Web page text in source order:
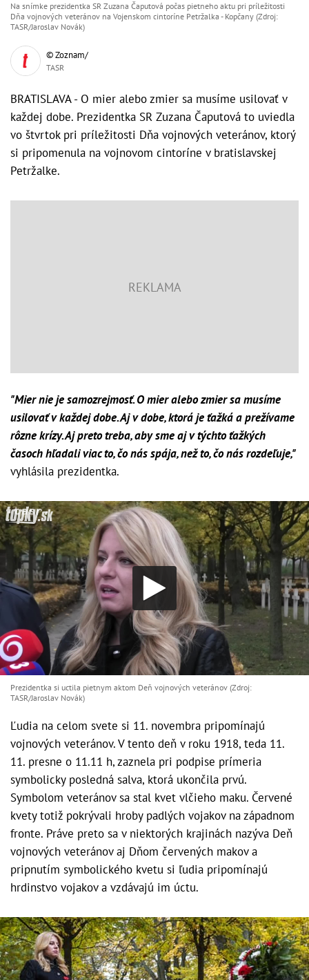
Na snímke prezidentka SR Zuzana Čaputová počas pietneho aktu pri príležitosti
Dňa vojnových veteránov na Vojenskom cintoríne Petržalka - Kopčany (Zdroj:
TASR/Jaroslav Novák)
© Zoznam/
TASR
BRATISLAVA - O mier alebo zmier sa musíme usilovať v
každej dobe. Prezidentka SR Zuzana Čaputová to uviedla
vo štvrtok pri príležitosti Dňa vojnových veteránov, ktorý
si pripomenula na vojnovom cintoríne v bratislavskej
Petržalke.
"Mier nie je samozrejmosť. O mier alebo zmier sa musíme
usilovať v každej dobe. Aj v dobe, ktorá je ťažká a prežívame
rôzne krízy. Aj preto treba, aby sme aj v týchto ťažkých
časoch hľadali viac to, čo nás spája, než to, čo nás rozdeľuje,"
vyhlásila prezidentka.
Prezidentka si uctila pietnym aktom Deň vojnových veteránov (Zdroj:
TASR/Jaroslav Novák)
Ľudia na celom svete si 11. novembra pripomínajú
vojnových veteránov. V tento deň v roku 1918, teda 11.
11. presne o 11.11 h, zaznela pri podpise prímeria
symbolicky posledná salva, ktorá ukončila prvú.
Symbolom veteránov sa stal kvet vlčieho maku. Červené
kvety totiž pokrývali hroby padlých vojakov na západnom
fronte. Práve preto sa v niektorých krajinách nazýva Deň
vojnových veteránov aj Dňom červených makov a
pripnutím symbolického kvetu si ľudia pripomínajú
hrdinstvo vojakov a vzdávajú im úctu.